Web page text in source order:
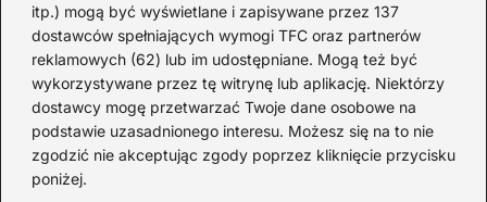
itp.) mogą być wyświetlane i zapisywane przez 137
dostawców spełniających wymogi TFC oraz partnerów
reklamowych (62) lub im udostępniane. Mogą też być
wykorzystywane przez tę witrynę lub aplikację. Niektórzy
dostawcy mogę przetwarzać Twoje dane osobowe na
podstawie uzasadnionego interesu. Możesz się na to nie
zgodzić nie akceptując zgody poprzez kliknięcie przycisku
poniżej.
Instrumenty(43)
Kompozytorzy(22)
Koncerty(32)
Muzyka (206)
Opery(11)
Skrzypce (20)